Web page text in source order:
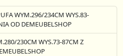
WYM.296/234CM WYS.83-
OD DEMEUBELSHOP
230CM WYS.73-87CM Z